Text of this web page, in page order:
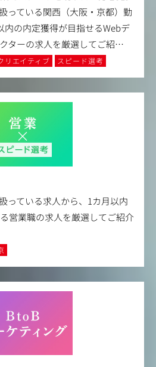
っている関西（大阪・京都）勤
内の内定獲得が目指せるWebデ
ターの求人を厳選してご紹…
リエイティブ スピード選考
っている求人から、1カ月以内
営業職の求人を厳選してご紹介